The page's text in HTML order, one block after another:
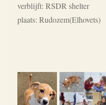
verblijft: RSDR shelter
plaats: Rudozem(Elhovets)